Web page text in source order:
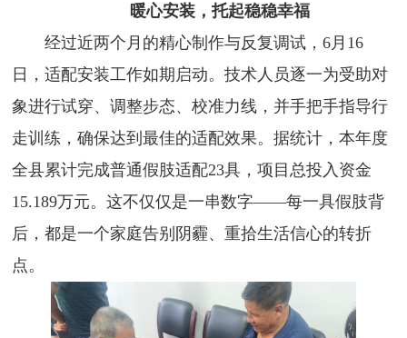
暖心安装，托起稳稳幸福
经过近两个月的精心制作与反复调试，6月16
日，适配安装工作如期启动。技术人员逐一为受助对
象进行试穿、调整步态、校准力线，并手把手指导行
走训练，确保达到最佳的适配效果。据统计，本年度
全县累计完成普通假肢适配23具，项目总投入资金
15.189万元。这不仅仅是一串数字——每一具假肢背
后，都是一个家庭告别阴霾、重拾生活信心的转折
点。